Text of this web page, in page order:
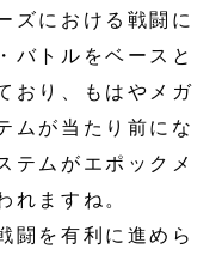
ズにおける戦闘に
バトルをベースと
おり、もはやメガ
ムが当たり前にな
テムがエポックメ
れますね。
闘を有利に進めら